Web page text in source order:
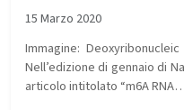
15 Marzo 2020
Immagine:
Nell’edizione di gennaio di
articolo intitolato “m6A